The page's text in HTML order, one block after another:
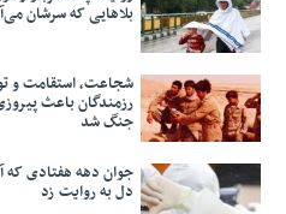
بلاهایی که سرشان
شجاعت، استقامت و
رزمندگان باعث
جنگ شد
جوان دهه هفتادی که
دل به روایت زد